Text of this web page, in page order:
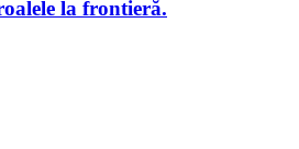
la frontieră.